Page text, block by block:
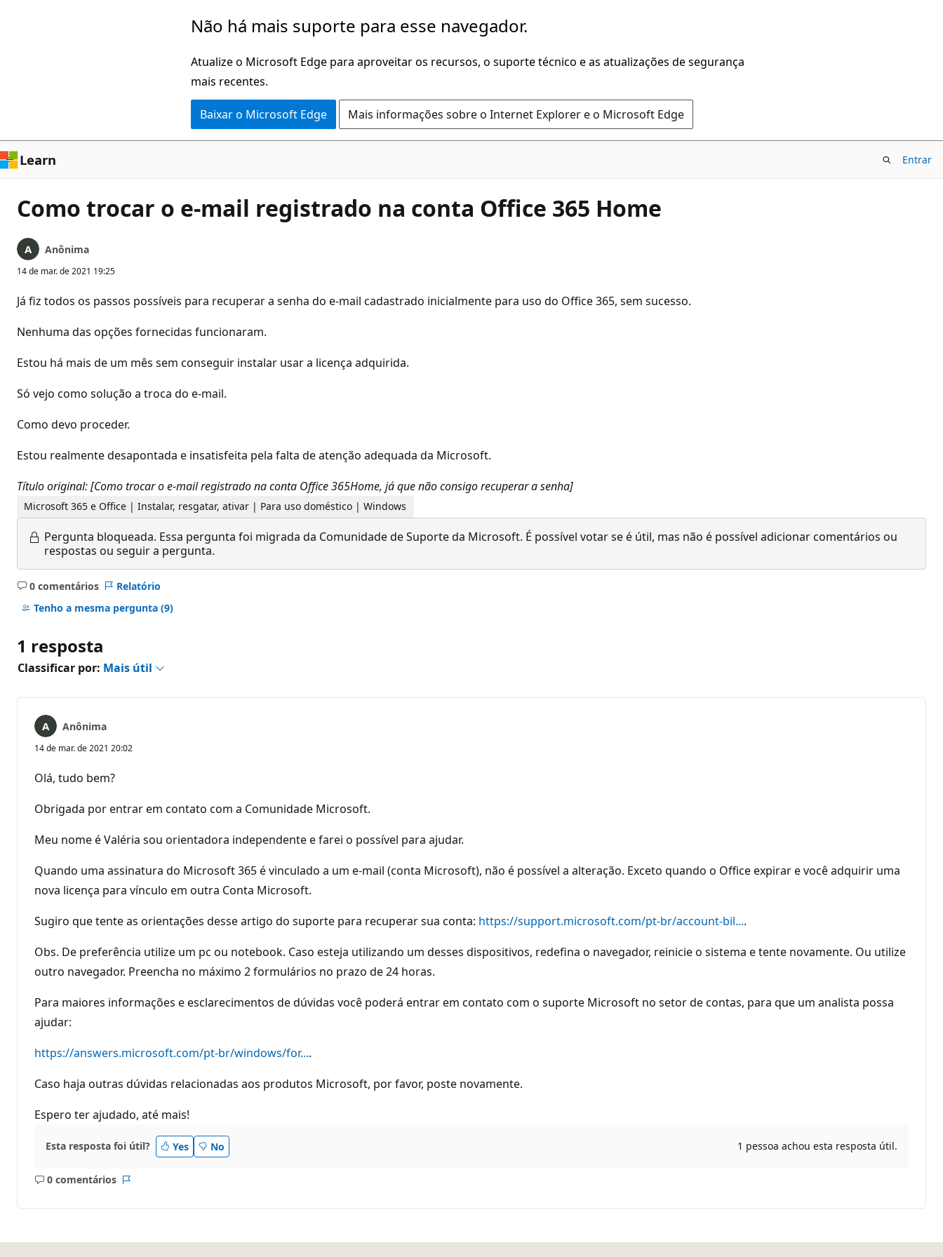
Não há mais suporte para esse navegador.
Atualize o Microsoft Edge para aproveitar os recursos, o suporte técnico e as atualizações de segurança
mais recentes.
Baixar o Microsoft Edge Mais informações sobre o Internet Explorer e o Microsoft Edge
Learn Entrar
Como trocar o e-mail registrado na conta Office 365 Home
Anônima
14 de mar. de 2021 19:25
Já fiz todos os passos possíveis para recuperar a senha do e-mail cadastrado inicialmente para uso do Office 365, sem sucesso.
Nenhuma das opções fornecidas funcionaram.
Estou há mais de um mês sem conseguir instalar usar a licença adquirida.
Só vejo como solução a troca do e-mail.
Como devo proceder.
Estou realmente desapontada e insatisfeita pela falta de atenção adequada da Microsoft.
Título original: [Como trocar o e-mail registrado na conta Office 365Home, já que não consigo recuperar a senha]
Microsoft 365 e Office | Instalar, resgatar, ativar | Para uso doméstico | Windows
Pergunta bloqueada. Essa pergunta foi migrada da Comunidade de Suporte da Microsoft. É possível votar se é útil, mas não é possível adicionar comentários ou
respostas ou seguir a pergunta.
0 comentários
Sem
comentários
Relatório
Tenho a mesma pergunta (9)
1 resposta
Classificar por: Mais útil
Anônima
14 de mar. de 2021 20:02
Olá, tudo bem?
Obrigada por entrar em contato com a Comunidade Microsoft.
Meu nome é Valéria sou orientadora independente e farei o possível para ajudar.
Quando uma assinatura do Microsoft 365 é vinculado a um e-mail (conta Microsoft), não é possível a alteração. Exceto quando o Office expirar e você adquirir uma
nova licença para vínculo em outra Conta Microsoft.
Sugiro que tente as orientações desse artigo do suporte para recuperar sua conta: https://support.microsoft.com/pt-br/account-bil....
Obs. De preferência utilize um pc ou notebook. Caso esteja utilizando um desses dispositivos, redefina o navegador, reinicie o sistema e tente novamente. Ou utilize
outro navegador. Preencha no máximo 2 formulários no prazo de 24 horas.
Para maiores informações e esclarecimentos de dúvidas você poderá entrar em contato com o suporte Microsoft no setor de contas, para que um analista possa
ajudar:
https://answers.microsoft.com/pt-br/windows/for....
Caso haja outras dúvidas relacionadas aos produtos Microsoft, por favor, poste novamente.
Espero ter ajudado, até mais!
Esta resposta foi útil? Yes No 1 pessoa achou esta resposta útil.
0 comentários
Sem